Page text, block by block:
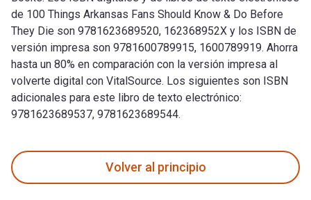
de 100 Things Arkansas Fans Should Know & Do Before
They Die son 9781623689520, 162368952X y los ISBN de
versión impresa son 9781600789915, 1600789919. Ahorra
hasta un 80% en comparación con la versión impresa al
volverte digital con VitalSource. Los siguientes son ISBN
adicionales para este libro de texto electrónico:
9781623689537, 9781623689544.
Volver al principio